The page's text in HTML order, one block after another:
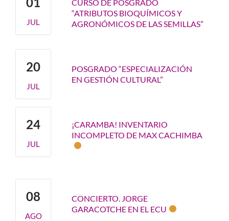
JUL
CURSO DE POSGRADO
“ATRIBUTOS BIOQUÍMICOS Y
AGRONÓMICOS DE LAS SEMILLAS”
20
JUL
POSGRADO “ESPECIALIZACIÓN
EN GESTIÓN CULTURAL”
24
JUL
¡CARAMBA! INVENTARIO
INCOMPLETO DE MAX CACHIMBA
08
AGO
CONCIERTO. JORGE
GARACOTCHE EN EL ECU